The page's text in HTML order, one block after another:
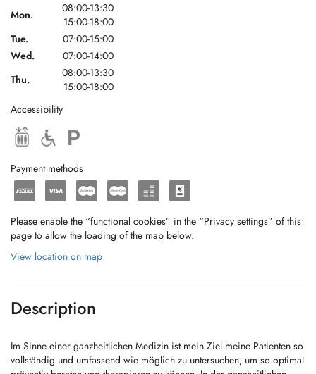
Mon.
08:00-13:30
15:00-18:00
Tue.
07:00-15:00
Wed.
07:00-14:00
Thu.
08:00-13:30
15:00-18:00
Accessibility
Payment methods
Please enable the “functional cookies” in the “Privacy settings” of this
page to allow the loading of the map below.
View location on map
Description
Im Sinne einer ganzheitlichen Medizin ist mein Ziel meine Patienten so
vollständig und umfassend wie möglich zu untersuchen, um so optimal